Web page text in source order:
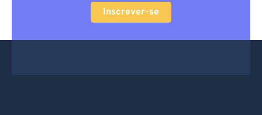
Inscrever-se